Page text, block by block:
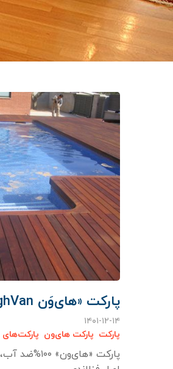
پارکت «های‌وَن HighVan»
۱۴۰۱-۱۲-۱۴
پارکت پارکت های‌ون پارکت‌های
پارکت